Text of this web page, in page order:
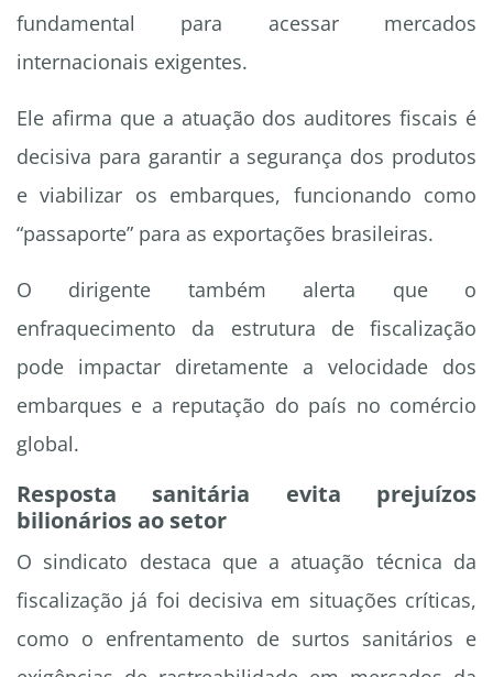
fundamental para acessar mercados
internacionais exigentes.
Ele afirma que a atuação dos auditores fiscais é
decisiva para garantir a segurança dos produtos
e viabilizar os embarques, funcionando como
“passaporte” para as exportações brasileiras.
O dirigente também alerta que o
enfraquecimento da estrutura de fiscalização
pode impactar diretamente a velocidade dos
embarques e a reputação do país no comércio
global.
Resposta sanitária evita prejuízos
bilionários ao setor
O sindicato destaca que a atuação técnica da
fiscalização já foi decisiva em situações críticas,
como o enfrentamento de surtos sanitários e